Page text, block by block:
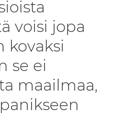
voisi jopa
kovaksi
se ei
maailmaa,